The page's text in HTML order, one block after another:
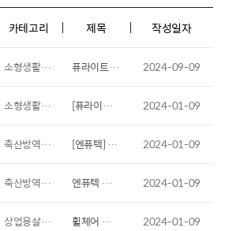
카테고리 제목 작성일자
소형생활가전 퓨라이트MD 사용방법 2024-09-09
소형생활가전 [퓨라이트 5세대 2022년 이후]센서형 퓨라이트 작동 방법 2024-01-09
축산방역시설 [엔퓨텍] 8대방역시설 폐사축 보관함 사용방법, 장점 2024-01-09
축산방역시설 엔퓨텍 돼지 운반 수레 조립 방법 2024-01-09
상업용살균기 휠체어 살균기, 휠체어 소독기 설치 아산성심학교 2024-01-09